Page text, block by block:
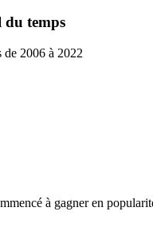
temps
de 2006 à 2022
à gagner en